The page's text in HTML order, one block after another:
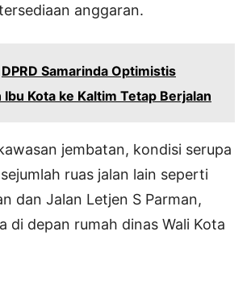
anggaran.
DPRD Samarinda Optimistis
Ibu Kota ke Kaltim Tetap Berjalan
jembatan, kondisi serupa
ruas jalan lain seperti
dan Jalan Letjen S Parman,
di depan rumah dinas Wali Kota